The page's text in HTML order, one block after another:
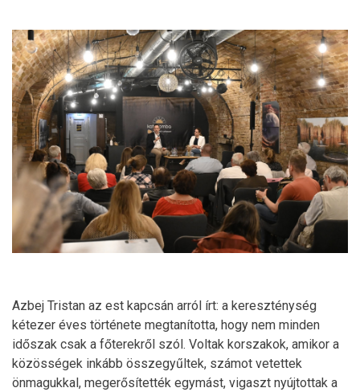
Azbej Tristan az est kapcsán arról írt: a kereszténység
kétezer éves története megtanította, hogy nem minden
időszak csak a főterekről szól. Voltak korszakok, amikor a
közösségek inkább összegyűltek, számot vetettek
önmagukkal, megerősítették egymást, vigaszt nyújtottak a